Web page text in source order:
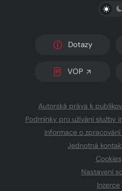
Dotazy
VOP
Autorská práva k
Podmínky pro užívání služby
Informace o
Jednotná
Cookies
Nastavení
Inzerce